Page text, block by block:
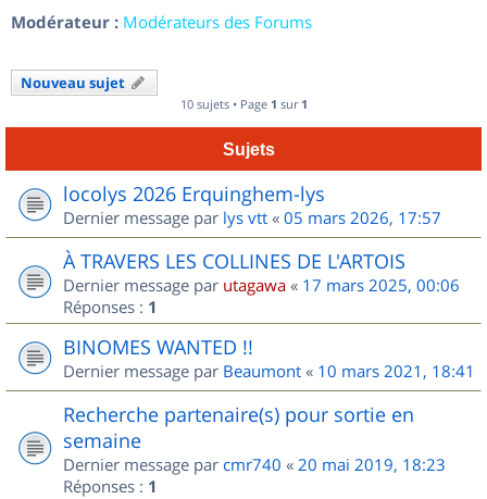
Modérateur : Modérateurs des Forums
Nouveau sujet
10 sujets • Page 1 sur 1
Sujets
locolys 2026 Erquinghem-lys
Dernier message par lys vtt « 05 mars 2026, 17:57
À TRAVERS LES COLLINES DE L'ARTOIS
Dernier message par utagawa « 17 mars 2025, 00:06
Réponses : 1
BINOMES WANTED !!
Dernier message par Beaumont « 10 mars 2021, 18:41
Recherche partenaire(s) pour sortie en
semaine
Dernier message par cmr740 « 20 mai 2019, 18:23
Réponses : 1